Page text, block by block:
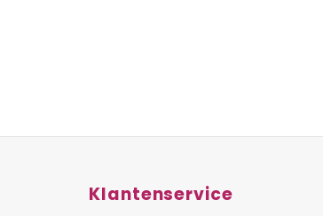
Klantenservice